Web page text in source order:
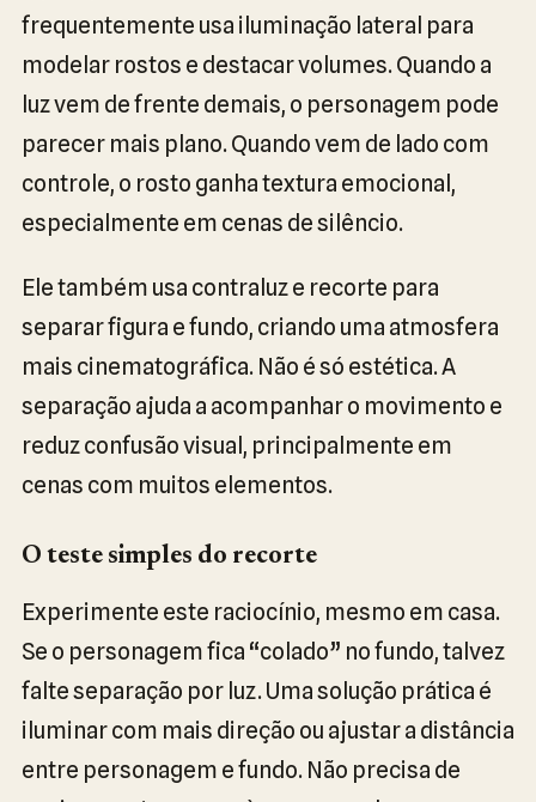
frequentemente usa iluminação lateral para
modelar rostos e destacar volumes. Quando a
luz vem de frente demais, o personagem pode
parecer mais plano. Quando vem de lado com
controle, o rosto ganha textura emocional,
especialmente em cenas de silêncio.
Ele também usa contraluz e recorte para
separar figura e fundo, criando uma atmosfera
mais cinematográfica. Não é só estética. A
separação ajuda a acompanhar o movimento e
reduz confusão visual, principalmente em
cenas com muitos elementos.
O teste simples do recorte
Experimente este raciocínio, mesmo em casa.
Se o personagem fica “colado” no fundo, talvez
falte separação por luz. Uma solução prática é
iluminar com mais direção ou ajustar a distância
entre personagem e fundo. Não precisa de